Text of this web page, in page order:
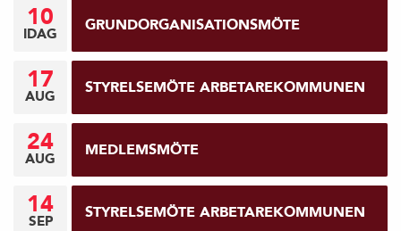
10
IDAG GRUNDORGANISATIONSMÖTE
17
AUG STYRELSEMÖTE ARBETAREKOMMUNEN
24
AUG MEDLEMSMÖTE
14
SEP STYRELSEMÖTE ARBETAREKOMMUNEN